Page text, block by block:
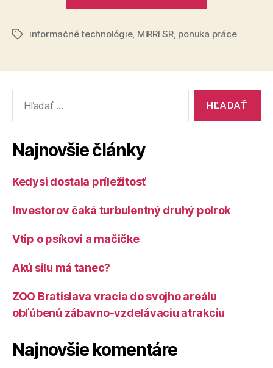
štátneho
hľadáme
odborníkov“
Značkyinformačné technológie, MIRRI SR, ponuka práce
Najnovšie články
Kedysi dostala príležitosť
Investorov čaká turbulentný druhý polrok
Vtip o psíkovi a mačičke
Akú silu má tanec?
ZOO Bratislava vracia do svojho areálu
obľúbenú zábavno-vzdelávaciu atrakciu
Najnovšie komentáre